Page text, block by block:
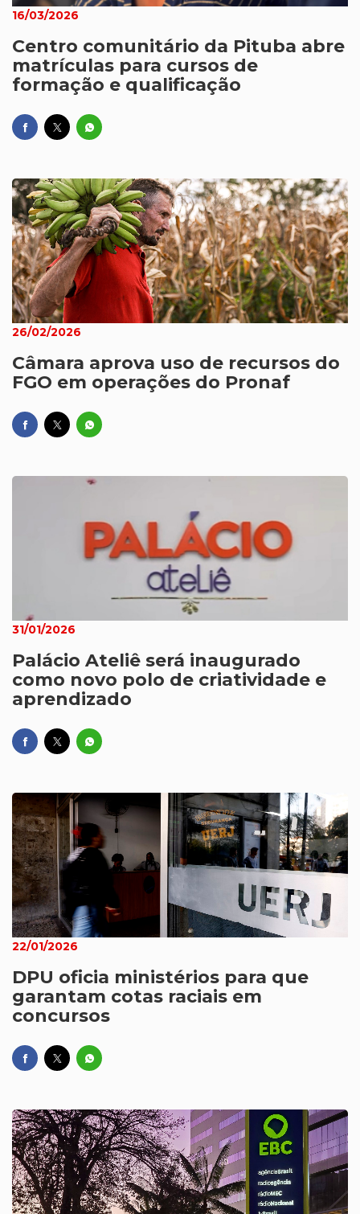
16/03/2026
Centro comunitário da Pituba abre
matrículas para cursos de
formação e qualificação
26/02/2026
Câmara aprova uso de recursos do
FGO em operações do Pronaf
31/01/2026
Palácio Ateliê será inaugurado
como novo polo de criatividade e
aprendizado
22/01/2026
DPU oficia ministérios para que
garantam cotas raciais em
concursos